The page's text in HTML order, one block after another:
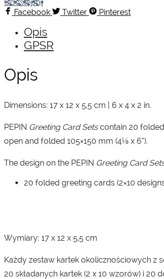
Art
Déco
Udostępnij
Facebook
Twitter Pinterest
Opis
GPSR
Opis
Dimensions: 17 x 12 x 5,5 cm | 6 x 4 x 2 in.
PEPIN Greeting Card Setscontain 20 folded
open and folded 105×150 mm (4⅛ x 6”).
The design on the PEPIN Greeting Card
20 folded greeting cards (2×10
Wymiary: 17 x 12 x 5,5 cm
Każdy zestaw kartek okolicznościowych z
20 składanych kartek (2 x 10 wzorów) i 20